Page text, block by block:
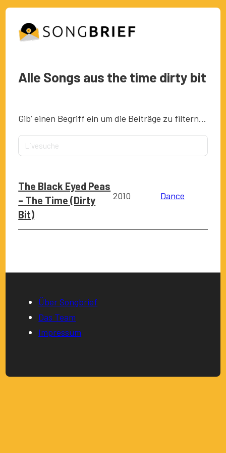
Alle Songs aus the time dirty bit
Gib’ einen Begriff ein um die Beiträge zu filtern…
The Black Eyed Peas
– The Time (Dirty
Bit)
2010 Dance
Über Songbrief
Das Team
Impressum